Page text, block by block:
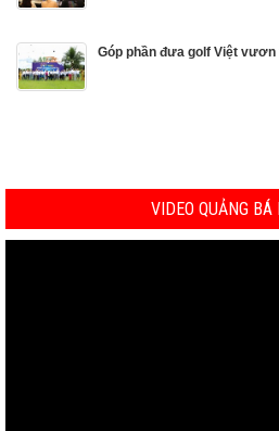
Góp phần đưa golf Việt
VIDEO QUẢNG